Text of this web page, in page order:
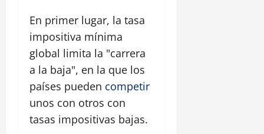
En primer lugar, la tasa
impositiva mínima
global limita la "carrera
a la baja", en la que los
países pueden competir
unos con otros con
tasas impositivas bajas.